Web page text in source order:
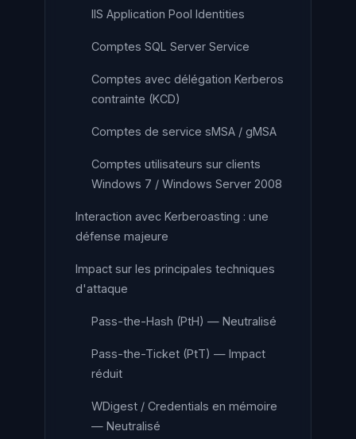
IIS Application Pool Identities
Comptes SQL Server Service
Comptes avec délégation Kerberos
contrainte (KCD)
Comptes de service sMSA / gMSA
Comptes utilisateurs sur clients
Windows 7 / Windows Server 2008
Interaction avec Kerberoasting : une
défense majeure
Impact sur les principales techniques
d'attaque
Pass-the-Hash (PtH) — Neutralisé
Pass-the-Ticket (PtT) — Impact
réduit
WDigest / Credentials en mémoire
— Neutralisé